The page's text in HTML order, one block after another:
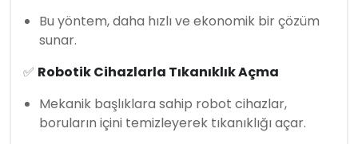
Bu yöntem, daha hızlı ve ekonomik bir çözüm
sunar.
✅ Robotik Cihazlarla Tıkanıklık Açma
Mekanik başlıklara sahip robot cihazlar,
boruların içini temizleyerek tıkanıklığı açar.